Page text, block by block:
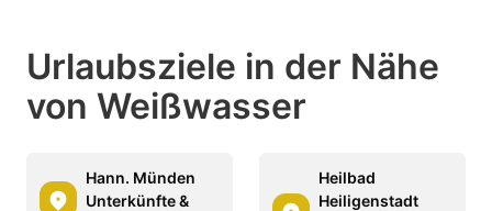
Urlaubsziele in der Nähe
von Weißwasser
Hann. Münden
Unterkünfte &
Heilbad
Heiligenstadt